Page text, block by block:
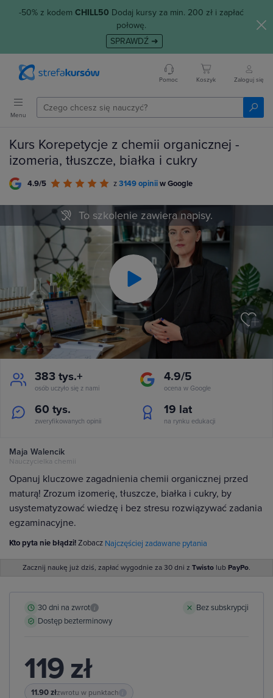
-50% z kodem CHILL50 Dodaj kursy za min. 200 zł i zapłać
połowę.
SPRAWDŹ ➜
Pomoc Koszyk Zaloguj się
Menu
Kurs Korepetycje z chemii organicznej -
izomeria, tłuszcze, białka i cukry
4.9/5 z3149 opiniiw Google
Play
To szkolenie zawiera napisy.
383 tys.+
osób uczyło się z nami
4.9/5
ocena w Google
60 tys.
zweryfikowanych opinii
19 lat
na rynku edukacji
Maja Walencik
Nauczycielka chemii
Opanuj kluczowe zagadnienia chemii organicznej przed
maturą! Zrozum izomerię, tłuszcze, białka i cukry, by
usystematyzować wiedzę i bez stresu rozwiązywać zadania
egzaminacyjne.
Kto pyta nie błądzi!Zobacz Najczęściej zadawane pytania
Zacznij naukę już dziś, zapłać wygodnie za 30 dni z Twisto lub PayPo.
30 dni na zwrot i
Bez subskrypcji
Dostęp bezterminowy
119 zł
11.90 złzwrotu w punktach